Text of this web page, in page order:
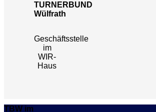
TURNERBUND
Wülfrath
Geschäftsstelle
im
WIR-
Haus
TBW im